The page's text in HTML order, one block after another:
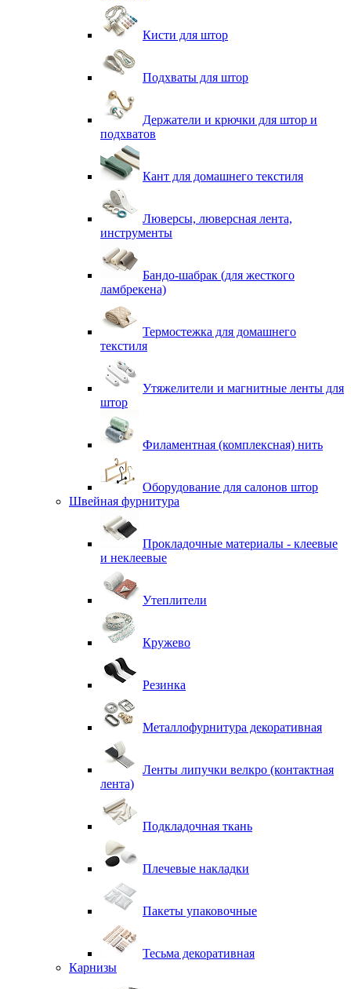
Кисти для штор
Подхваты для штор
Держатели и крючки для штор и
подхватов
Кант для домашнего текстиля
Люверсы, люверсная лента,
инструменты
Бандо-шабрак (для жесткого
ламбрекена)
Термостежка для домашнего
текстиля
Утяжелители и магнитные ленты для
штор
Филаментная (комплексная) нить
Оборудование для салонов штор
Швейная фурнитура
Прокладочные материалы - клеевые
и неклеевые
Утеплители
Кружево
Резинка
Металлофурнитура декоративная
Ленты липучки велкро (контактная
лента)
Подкладочная ткань
Плечевые накладки
Пакеты упаковочные
Тесьма декоративная
Карнизы